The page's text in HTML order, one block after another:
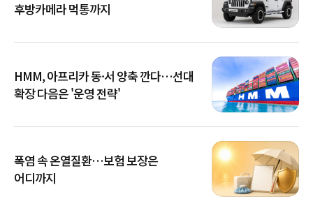
후방카메라 먹통까지
HMM, 아프리카 동·서 양축 깐다…선대
확장 다음은 '운영 전략'
폭염 속 온열질환…보험 보장은
어디까지